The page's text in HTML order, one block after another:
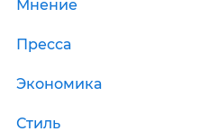
Мнение
Пресса
Экономика
Стиль